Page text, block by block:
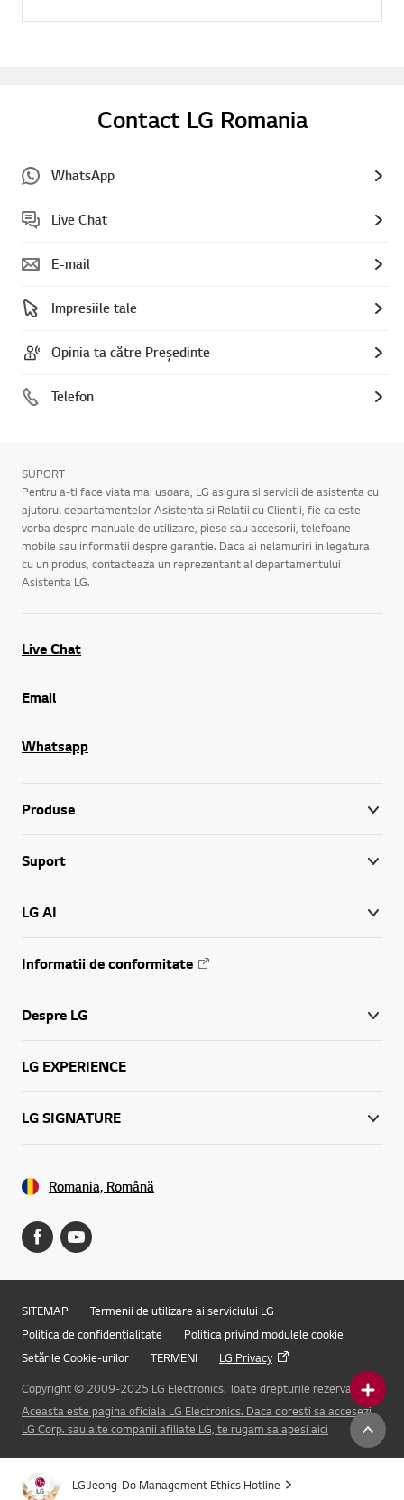
Contact LG Romania
WhatsApp
Live Chat
E-mail
Impresiile tale
Opinia ta către Președinte
Telefon
Online Chat
SUPORT
Pentru a-ti face viata mai usoara, LG asigura si servicii de asistenta cu
ajutorul departamentelor Asistenta si Relatii cu Clientii, fie ca este
vorba despre manuale de utilizare, piese sau accesorii, telefoane
mobile sau informatii despre garantie. Daca ai nelamuriri in legatura
cu un produs, contacteaza un reprezentant al departamentului
Asistenta LG.
Live Chat
Email
Whatsapp
Produse
Suport
LG AI
Informatii de conformitate
Despre LG
LG EXPERIENCE
LG SIGNATURE
Romania, Română
SITEMAP
Termenii de utilizare ai serviciului LG
Politica de confidențialitate
Politica privind modulele cookie
Setările Cookie-urilor
TERMENI
LG Privacy
Copyright © 2009-2025 LG Electronics. Toate drepturile rezervate.
Aceasta este pagina oficiala LG Electronics. Daca doresti sa accesezi
LG Corp. sau alte companii afiliate LG, te rugam sa apesi aici
LG Jeong-Do Management Ethics Hotline